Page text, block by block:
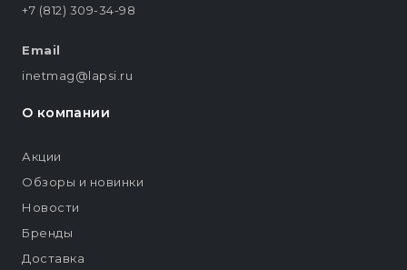
+7 (812) 309-34-98
Email
inetmag@lapsi.ru
О компании
Акции
Обзоры и новинки
Новости
Бренды
Доставка